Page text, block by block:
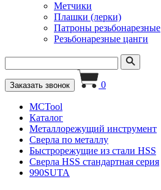
Метчики
Плашки (лерки)
Патроны резьбонарезные
Резьбонарезные цанги
Заказать звонок 0
MCTool
Каталог
Металлорежущий инструмент
Сверла по металлу
Быстрорежущие из стали HSS
Сверла HSS стандартная серия
990SUTA